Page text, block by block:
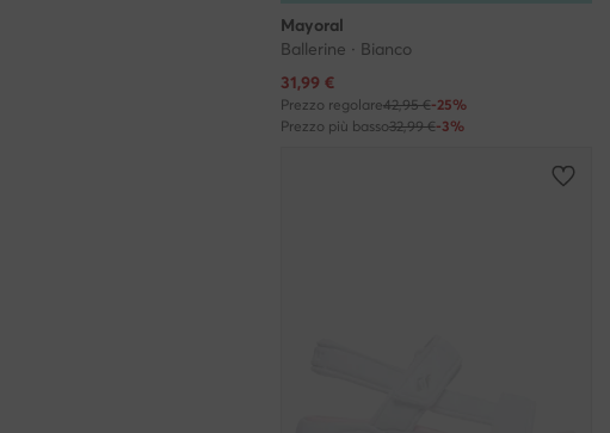
Mayoral
Ballerine · Bianco
Prezzo attuale
31,99 €
Prezzo regolare42,95 €-25%
Prezzo più basso32,99 €-3%